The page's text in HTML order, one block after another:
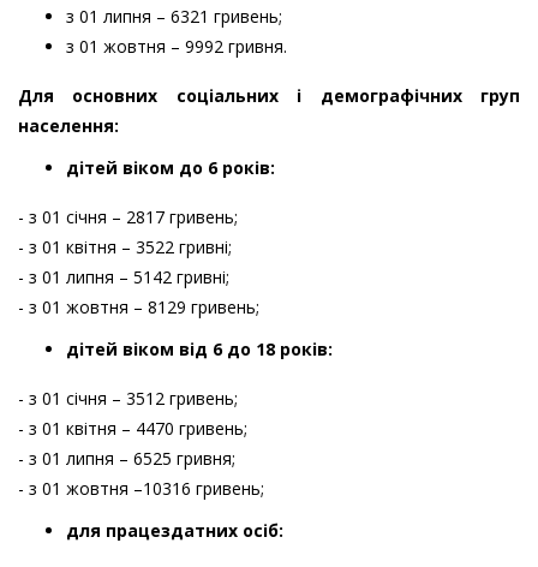
з 01 липня – 6321 гривень;
з 01 жовтня – 9992 гривня.
Для основних соціальних і демографічних груп
населення:
дітей віком до 6 років:
- з 01 січня – 2817 гривень;
- з 01 квітня – 3522 гривні;
- з 01 липня – 5142 гривні;
- з 01 жовтня – 8129 гривень;
дітей віком від 6 до 18 років:
- з 01 січня – 3512 гривень;
- з 01 квітня – 4470 гривень;
- з 01 липня – 6525 гривня;
- з 01 жовтня –10316 гривень;
для працездатних осіб: